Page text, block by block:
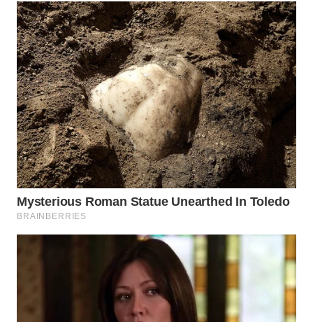
WN
SUMEDANG
WN
CIANJUR
WN
KEPULAUAN
SERIBU
WN
BINJAI